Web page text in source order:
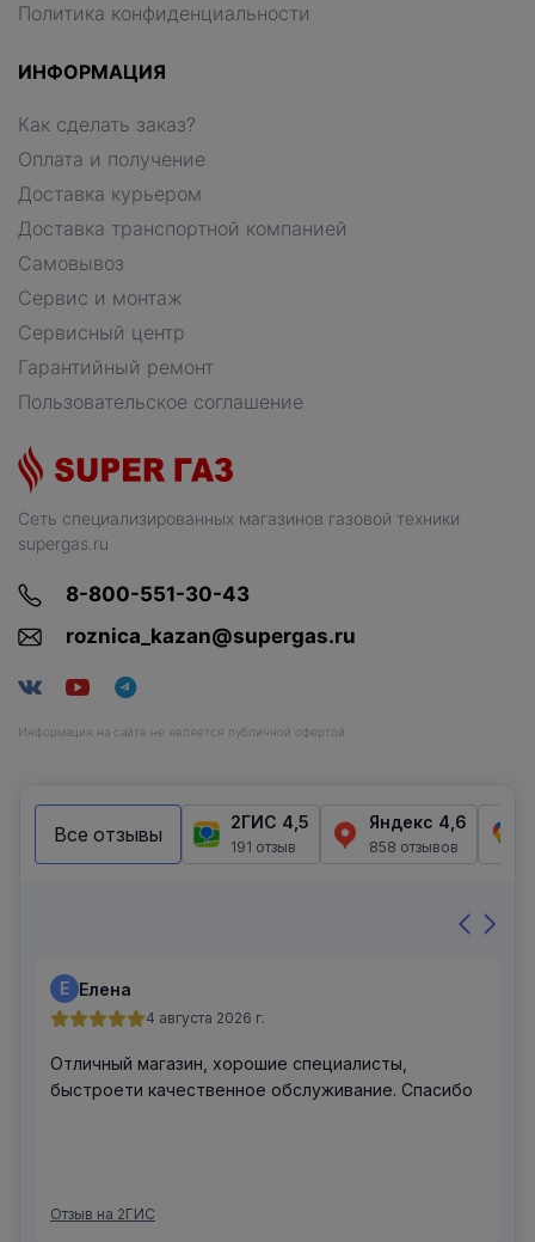
Сеть специализированных магазинов газовой техники
supergas.ru
8-800-551-30-43
roznica_kazan@supergas.ru
Информация на сайте не является публичной офертой
Политика конфиденциальности
ИНФОРМАЦИЯ
Как сделать заказ?
Оплата и получение
Доставка курьером
Доставка транспортной компанией
Самовывоз
Сервис и монтаж
Сервисный центр
Гарантийный ремонт
Пользовательское соглашение